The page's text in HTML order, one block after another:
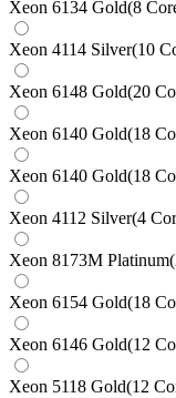
Xeon 6134 Gold(8
Xeon 4114 Silver(10
Xeon 6148 Gold(20
Xeon 6140 Gold(18
Xeon 6140 Gold(18
Xeon 4112 Silver(4
Xeon 8173M
Xeon 6154 Gold(18
Xeon 6146 Gold(12
Xeon 5118 Gold(12